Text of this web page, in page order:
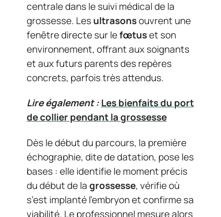
centrale dans le suivi médical de la
grossesse. Lesultrasonsouvrent une
fenêtre directe sur lefœtuset son
environnement, offrant aux soignants
et aux futurs parents des repères
concrets, parfois très attendus.
Lire également :Les bienfaits du port
de collier pendant la grossesse
Dès le début du parcours, la première
échographie, dite de datation, pose les
bases : elle identifie le moment précis
du début de lagrossesse, vérifie où
s’est implanté l’embryon et confirme sa
viabilité. Le professionnel mesure alors